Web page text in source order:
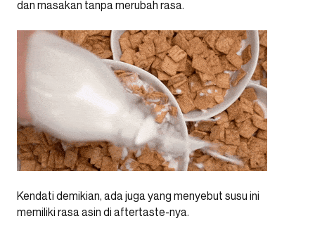
dan masakan tanpa merubah rasa.
Kendati demikian, ada juga yang menyebut susu ini
memiliki rasa asin di aftertaste-nya.